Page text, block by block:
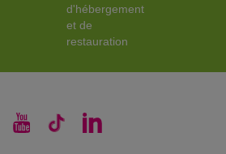
d'hébergement
et de
restauration